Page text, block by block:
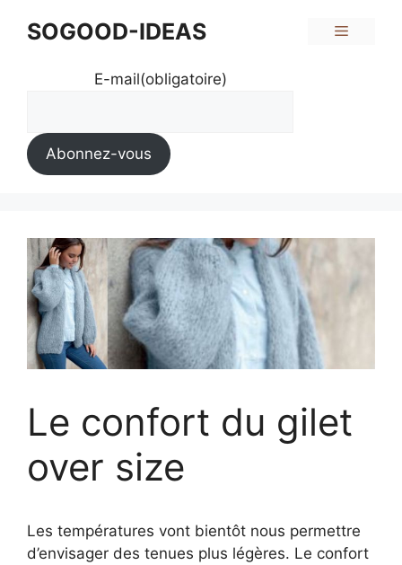
SOGOOD-IDEAS Menu
E-mail(obligatoire)
Abonnez-vous
Le confort du gilet
over size
Les températures vont bientôt nous permettre
d’envisager des tenues plus légères. Le confort